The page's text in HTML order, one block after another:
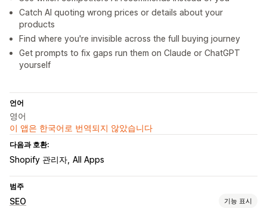
Catch AI quoting wrong prices or details about your
products
Find where you're invisible across the full buying journey
Get prompts to fix gaps run them on Claude or ChatGPT
yourself
언어
영어
이 앱은 한국어로 번역되지 않았습니다
다음과 호환:
Shopify 관리자 All Apps
범주
SEO 기능 표시